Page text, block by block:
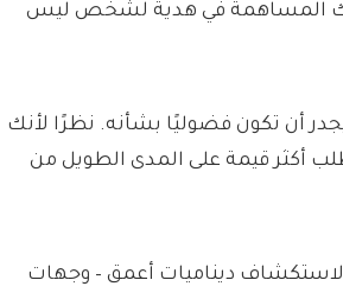
المساهمة في هدية لشخص ليس
أن تكون فضوليًا بشأنه. نظرًا لأنك
أكثر قيمة على المدى الطويل من
لاستكشاف ديناميات أعمق – وجهات